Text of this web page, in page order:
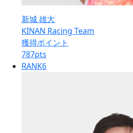
新城 雄大
KINAN Racing Team
獲得ポイント
787pts
RANK6